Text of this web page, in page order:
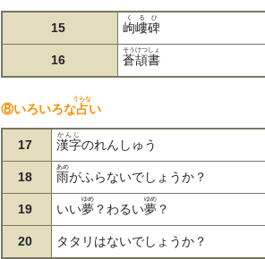
15 岣嶁碑
くるひ
16 蒼頡書
そうけつしょ
⑧いろいろな占
うらな
い
17 漢字
かんじ
のれんしゅう
18 雨
あめ
がふらないでしょうか？
19 いい夢
ゆめ
？わるい夢
ゆめ
？
20 タタリはないでしょうか？